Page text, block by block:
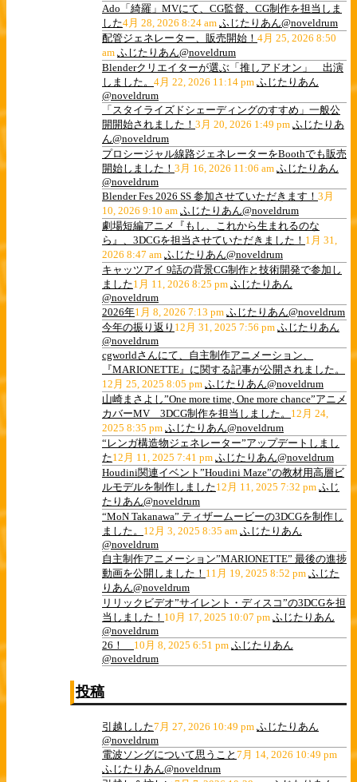
Ado「綺羅」MVにて、CG監督、CG制作を担当しま
した4月 28, 2026 8:24 am ふじたりあん@noveldrum
配管ジェネレーター、販売開始！ 4月 25, 2026 8:50
am ふじたりあん@noveldrum
Blenderクリエイターが選ぶ「推しアドオン」 出演
しました。 4月 22, 2026 11:14 pm ふじたりあん
@noveldrum
「スタイライズドシェーディングのすすめ」一般公
開開始されました！ 3月 20, 2026 1:49 pm ふじたりあ
ん@noveldrum
プロシージャル線路ジェネレーターをBoothでも販売
開始しました！ 3月 16, 2026 11:06 am ふじたりあん
@noveldrum
Blender Fes 2026 SS 参加させていただきます！ 3月
10, 2026 9:10 am ふじたりあん@noveldrum
劇場短編アニメ『もし、これから生まれるのな
ら』、3DCGを担当させていただきました！ 1月 31,
2026 8:47 am ふじたりあん@noveldrum
キャッツアイ 9話の背景CG制作と技術開発で参加し
ました1月 11, 2026 8:25 pm ふじたりあん
@noveldrum
2026年1月 8, 2026 7:13 pm ふじたりあん@noveldrum
今年の振り返り 12月 31, 2025 7:56 pm ふじたりあん
@noveldrum
cgworldさんにて、自主制作アニメーション、
『MARIONETTE』に関する記事が公開されました。
12月 25, 2025 8:05 pm ふじたりあん@noveldrum
山崎まさよし”One more time, One more chance”アニメ
カバーMV 3DCG制作を担当しました。 12月 24,
2025 8:35 pm ふじたりあん@noveldrum
“レンガ構造物ジェネレーター”アップデートしまし
た12月 11, 2025 7:41 pm ふじたりあん@noveldrum
Houdini関連イベント”Houdini Maze”の教材用高層ビ
ルモデルを制作しました12月 11, 2025 7:32 pm ふじ
たりあん@noveldrum
“MoN Takanawa” ティザームービーの3DCGを制作し
ました。 12月 3, 2025 8:35 am ふじたりあん
@noveldrum
自主制作アニメーション”MARIONETTE” 最後の進捗
動画を公開しました！ 11月 19, 2025 8:52 pm ふじた
りあん@noveldrum
リリックビデオ”サイレント・ディスコ”の3DCGを担
当しました！ 10月 17, 2025 10:07 pm ふじたりあん
@noveldrum
26！ 10月 8, 2025 6:51 pm ふじたりあん
@noveldrum
投稿
引越しした7月 27, 2026 10:49 pm ふじたりあん
@noveldrum
電波ソングについて思うこと 7月 14, 2026 10:49 pm
ふじたりあん@noveldrum